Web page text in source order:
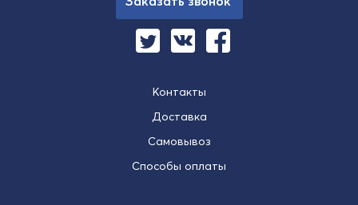
Контакты
Доставка
Самовывоз
Способы оплаты